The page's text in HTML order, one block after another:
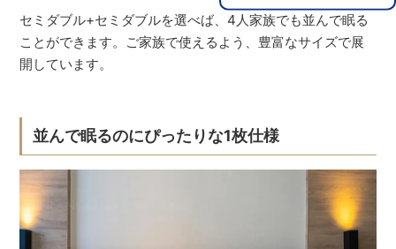
セミダブル+セミダブルを選べば、4人家族でも並んで眠る
ことができます。ご家族で使えるよう、豊富なサイズで展
開しています。
並んで眠るのにぴったりな1枚仕様